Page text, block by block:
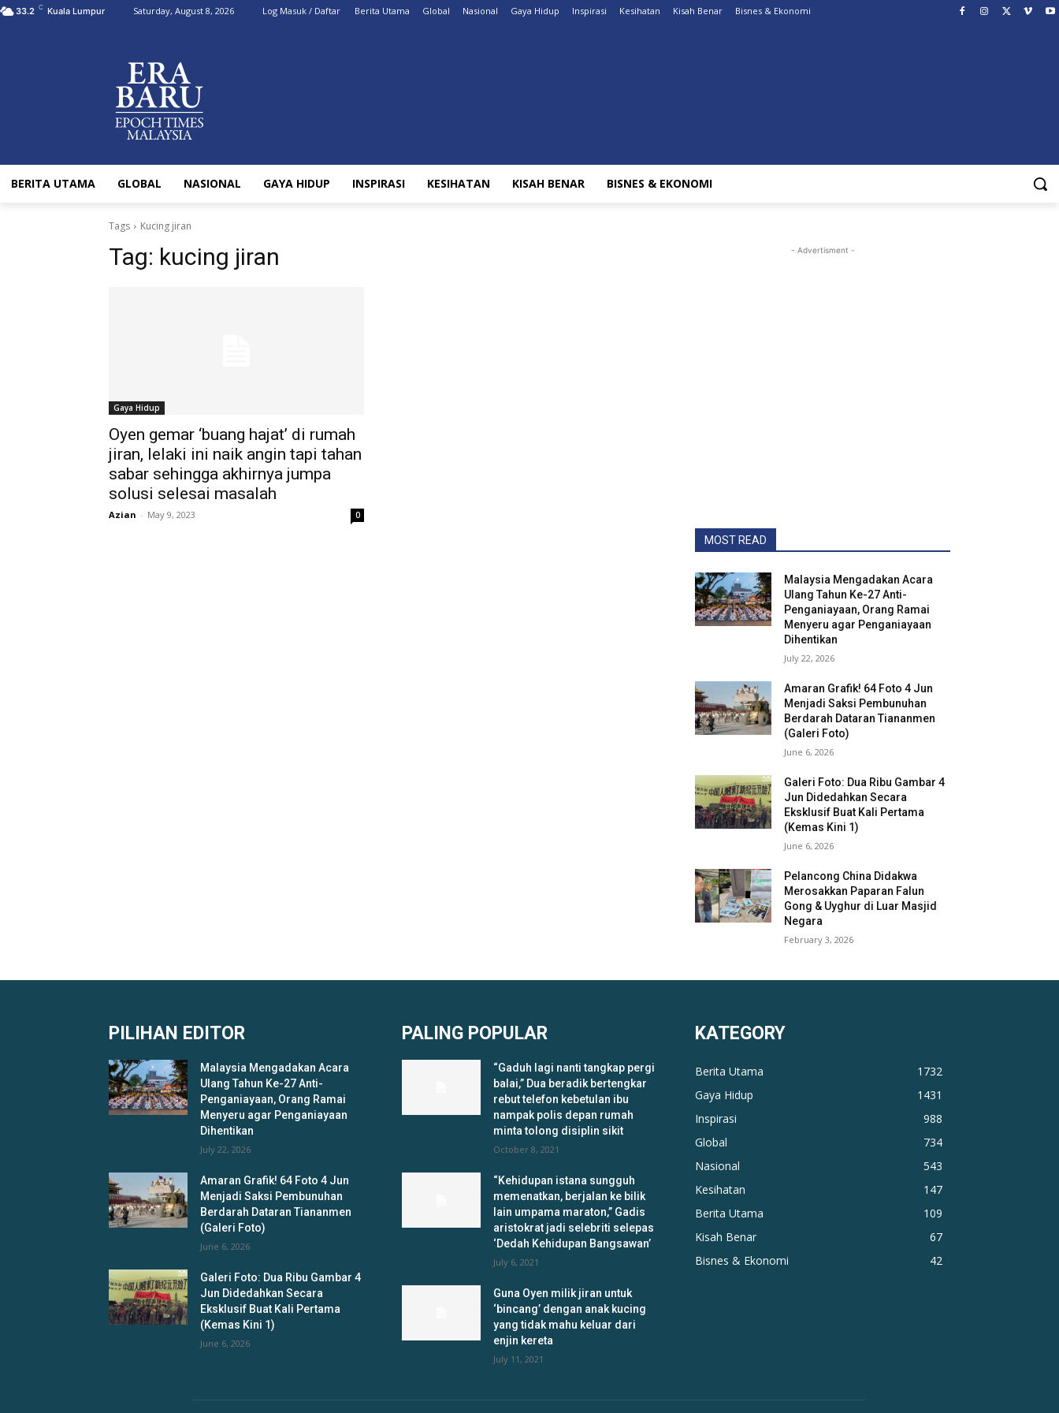
33.2 C Kuala Lumpur Saturday, August 8, 2026 Log Masuk / Daftar Berita Utama Global Nasional Gaya Hidup Inspirasi Kesihatan Kisah Benar Bisnes & Ekonomi
BERITA UTAMA GLOBAL NASIONAL GAYA HIDUP INSPIRASI KESIHATAN KISAH BENAR BISNES & EKONOMI
Tags Kucing jiran
Tag: kucing jiran
Gaya Hidup
Oyen gemar ‘buang hajat’ di rumah
jiran, lelaki ini naik angin tapi tahan
sabar sehingga akhirnya jumpa
solusi selesai masalah
Azian - May 9, 2023 0
- Advertisment -
MOST READ
Malaysia Mengadakan Acara
Ulang Tahun Ke-27 Anti-
Penganiayaan, Orang Ramai
Menyeru agar Penganiayaan
Dihentikan
July 22, 2026
Amaran Grafik! 64 Foto 4 Jun
Menjadi Saksi Pembunuhan
Berdarah Dataran Tiananmen
(Galeri Foto)
June 6, 2026
Galeri Foto: Dua Ribu Gambar 4
Jun Didedahkan Secara
Eksklusif Buat Kali Pertama
(Kemas Kini 1)
June 6, 2026
Pelancong China Didakwa
Merosakkan Paparan Falun
Gong & Uyghur di Luar Masjid
Negara
February 3, 2026
PILIHAN EDITOR
Malaysia Mengadakan Acara
Ulang Tahun Ke-27 Anti-
Penganiayaan, Orang Ramai
Menyeru agar Penganiayaan
Dihentikan
July 22, 2026
Amaran Grafik! 64 Foto 4 Jun
Menjadi Saksi Pembunuhan
Berdarah Dataran Tiananmen
(Galeri Foto)
June 6, 2026
Galeri Foto: Dua Ribu Gambar 4
Jun Didedahkan Secara
Eksklusif Buat Kali Pertama
(Kemas Kini 1)
June 6, 2026
PALING POPULAR
“Gaduh lagi nanti tangkap pergi
balai,” Dua beradik bertengkar
rebut telefon kebetulan ibu
nampak polis depan rumah
minta tolong disiplin sikit
October 8, 2021
“Kehidupan istana sungguh
memenatkan, berjalan ke bilik
lain umpama maraton,” Gadis
aristokrat jadi selebriti selepas
‘Dedah Kehidupan Bangsawan’
July 6, 2021
Guna Oyen milik jiran untuk
‘bincang’ dengan anak kucing
yang tidak mahu keluar dari
enjin kereta
July 11, 2021
KATEGORY
Berita Utama
1732
Gaya Hidup
1431
Inspirasi
988
Global
734
Nasional
543
Kesihatan
147
Berita Utama
109
Kisah Benar
67
Bisnes & Ekonomi
42